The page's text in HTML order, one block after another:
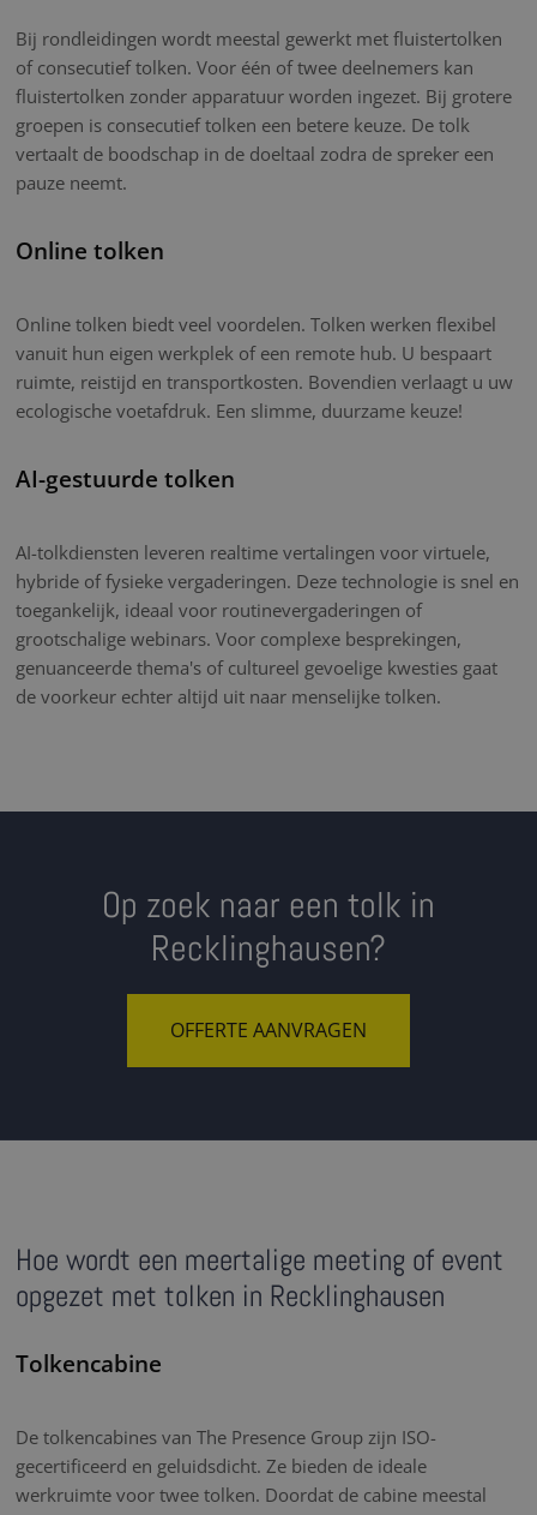
Bij rondleidingen wordt meestal gewerkt met fluistertolken
of consecutief tolken. Voor één of twee deelnemers kan
fluistertolken zonder apparatuur worden ingezet. Bij grotere
groepen is consecutief tolken een betere keuze. De tolk
vertaalt de boodschap in de doeltaal zodra de spreker een
pauze neemt.
Online tolken
Online tolken biedt veel voordelen. Tolken werken flexibel
vanuit hun eigen werkplek of een remote hub. U bespaart
ruimte, reistijd en transportkosten. Bovendien verlaagt u uw
ecologische voetafdruk. Een slimme, duurzame keuze!
AI-gestuurde tolken
AI-tolkdiensten leveren realtime vertalingen voor virtuele,
hybride of fysieke vergaderingen. Deze technologie is snel en
toegankelijk, ideaal voor routinevergaderingen of
grootschalige webinars. Voor complexe besprekingen,
genuanceerde thema's of cultureel gevoelige kwesties gaat
de voorkeur echter altijd uit naar menselijke tolken.
Op zoek naar een tolk in
Recklinghausen?
OFFERTE AANVRAGEN
Hoe wordt een meertalige meeting of event
opgezet met tolken in Recklinghausen
Tolkencabine
De tolkencabines van The Presence Group zijn ISO-
gecertificeerd en geluidsdicht. Ze bieden de ideale
werkruimte voor twee tolken. Doordat de cabine meestal